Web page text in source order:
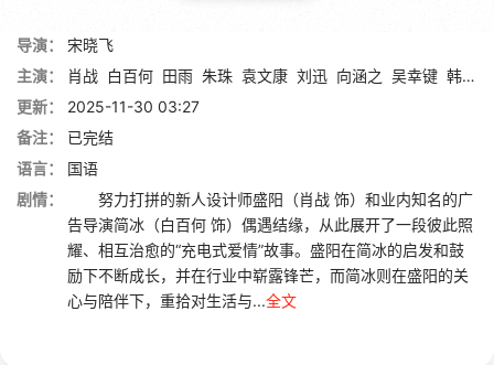
导演：
宋晓飞
主演：
肖战 白百何 田雨 朱珠 袁文康 刘迅 向涵之 吴幸键 韩秋池
更新：
2025-11-30 03:27
备注：
已完结
语言：
国语
剧情：
努力打拼的新人设计师盛阳（肖战 饰）和业内知名的广
告导演简冰（白百何 饰）偶遇结缘，从此展开了一段彼此照
耀、相互治愈的“充电式爱情”故事。盛阳在简冰的启发和鼓
励下不断成长，并在行业中崭露锋芒，而简冰则在盛阳的关
心与陪伴下，重拾对生活与...全文